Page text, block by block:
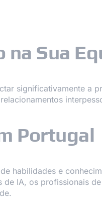
na Sua
significativamente a
Portugal
habilidades e
IA, os profissionais